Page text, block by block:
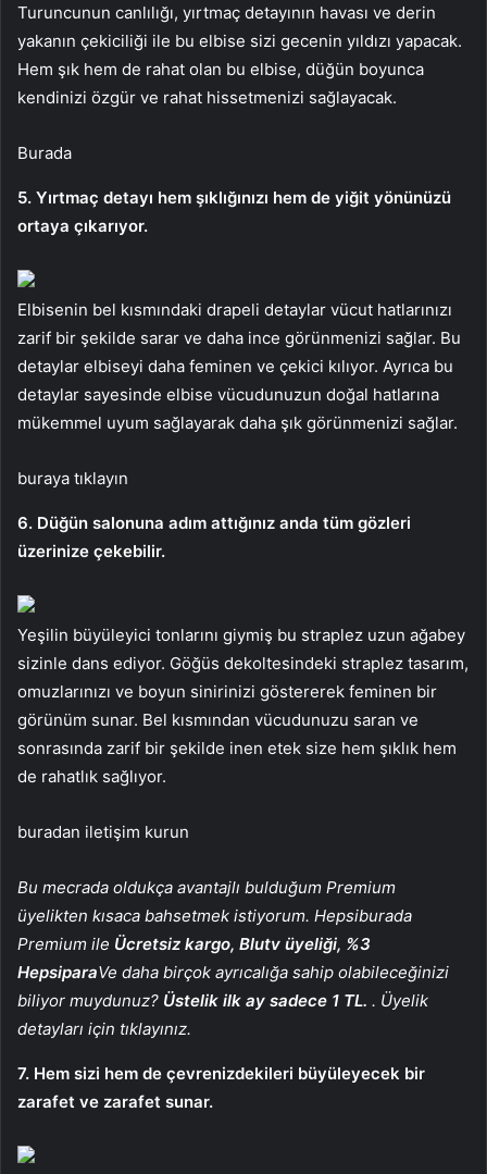
Turuncunun canlılığı, yırtmaç detayının havası ve derin
yakanın çekiciliği ile bu elbise sizi gecenin yıldızı yapacak.
Hem şık hem de rahat olan bu elbise, düğün boyunca
kendinizi özgür ve rahat hissetmenizi sağlayacak.
Burada
5. Yırtmaç detayı hem şıklığınızı hem de yiğit yönünüzü
ortaya çıkarıyor.
Elbisenin bel kısmındaki drapeli detaylar vücut hatlarınızı
zarif bir şekilde sarar ve daha ince görünmenizi sağlar. Bu
detaylar elbiseyi daha feminen ve çekici kılıyor. Ayrıca bu
detaylar sayesinde elbise vücudunuzun doğal hatlarına
mükemmel uyum sağlayarak daha şık görünmenizi sağlar.
buraya tıklayın
6. Düğün salonuna adım attığınız anda tüm gözleri
üzerinize çekebilir.
Yeşilin büyüleyici tonlarını giymiş bu straplez uzun ağabey
sizinle dans ediyor. Göğüs dekoltesindeki straplez tasarım,
omuzlarınızı ve boyun sinirinizi göstererek feminen bir
görünüm sunar. Bel kısmından vücudunuzu saran ve
sonrasında zarif bir şekilde inen etek size hem şıklık hem
de rahatlık sağlıyor.
buradan iletişim kurun
Bu mecrada oldukça avantajlı bulduğum Premium
üyelikten kısaca bahsetmek istiyorum. Hepsiburada
Premium ile Ücretsiz kargo, Blutv üyeliği, %3
HepsiparaVe daha birçok ayrıcalığa sahip olabileceğinizi
biliyor muydunuz? Üstelik ilk ay sadece 1 TL. . Üyelik
detayları için tıklayınız.
7. Hem sizi hem de çevrenizdekileri büyüleyecek bir
zarafet ve zarafet sunar.